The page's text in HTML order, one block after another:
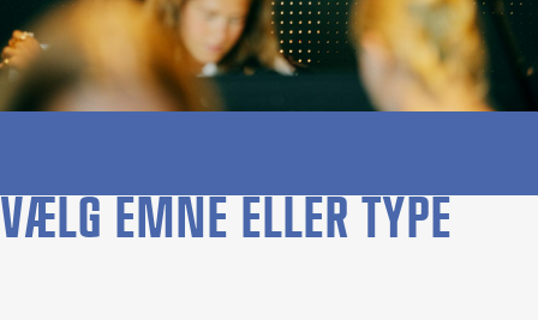
VÆLG EMNE ELLER TYPE